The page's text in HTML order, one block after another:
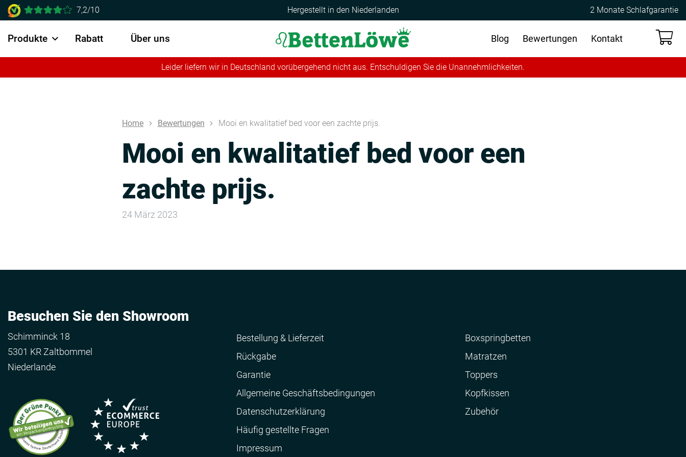
7,2/10 Hergestellt in den Niederlanden 2 Monate Schlafgarantie
Produkte Rabatt Über uns Kontakt
Bewertungen
Blog
Leider liefern wir in Deutschland vorübergehend nicht aus. Entschuldigen Sie die Unannehmlichkeiten.
Home Bewertungen Mooi en kwalitatief bed voor een zachte prijs.
Mooi en kwalitatief bed voor een
zachte prijs.
24 März 2023
Besuchen Sie den Showroom
Schimminck 18
5301 KR Zaltbommel
Niederlande
Bestellung & Lieferzeit
Rückgabe
Garantie
Allgemeine Geschäftsbedingungen
Datenschutzerklärung
Häufig gestellte Fragen
Impressum
Boxspringbetten
Matratzen
Toppers
Kopfkissen
Zubehör